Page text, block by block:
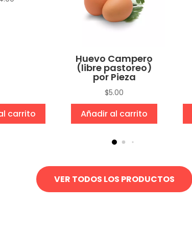
carrito
Huevo Campero
(libre pastoreo)
por Pieza
$5.00
Añadir al carrito
VER TODOS LOS PRODUCTOS